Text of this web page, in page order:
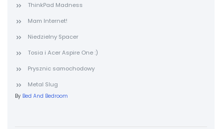
ThinkPad Madness
Mam Internet!
Niedzielny Spacer
Tosia i Acer Aspire One :)
Prysznic samochodowy
Metal Slug
By Bed And Bedroom